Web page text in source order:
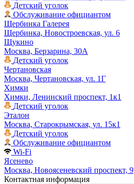
Детский уголок
Обслуживание официантом
Щербинка Галерея
Щербинка, Новостроевская, ул. 6
Щукино
Москва, Берзарина, 30А
Детский уголок
Чертановская
Москва, Чертановская, ул. 1Г
Химки
Химки, Ленинский проспект, 1к1
Детский уголок
Эталон
Москва, Старокрымская, ул. 15к1
Детский уголок
Обслуживание официантом
Wi-Fi
Ясенево
Москва, Новоясеневский проспект, 9
Контактная информация